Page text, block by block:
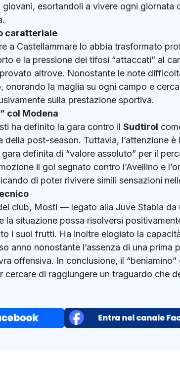
esortandoli a vivere ogni giornata
caratteriale
a Castellammare lo abbia trasformato
e la pressione dei tifosi “attaccati” al
altrove. Nonostante le note
onorando la maglia su ogni campo e
sulla prestazione sportiva.
col Modena
ha definito la gara contro il Sudtirol
della post-season. Tuttavia, l’attenzione
gara definita di “valore assoluto” per il
il gol segnato contro l’Avellino e
di poter rivivere simili sensazioni
club, Mosti — legato alla Juve Stabia
la situazione possa risolversi
i suoi frutti. Ha inoltre elogiato la
anno nonostante l’assenza di una prima
offensiva. In conclusione, il
cercare di raggiungere un traguardo che